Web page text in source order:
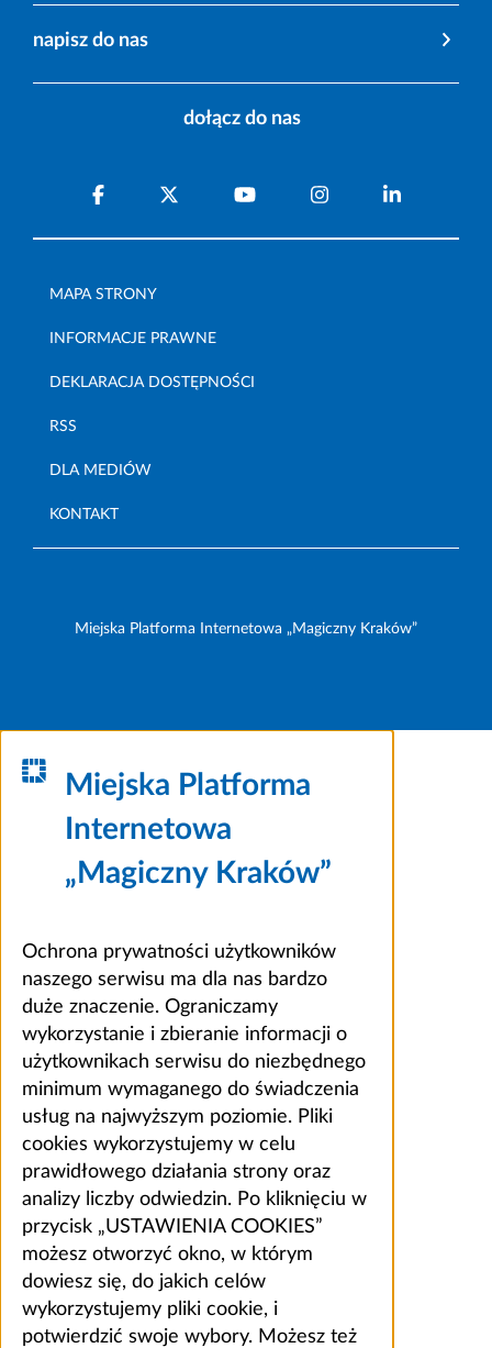
napisz do nas
dołącz do nas
MAPA STRONY
INFORMACJE PRAWNE
DEKLARACJA DOSTĘPNOŚCI
RSS
DLA MEDIÓW
KONTAKT
Miejska Platforma Internetowa „Magiczny Kraków”
Miejska Platforma
Internetowa
„Magiczny Kraków”
Ochrona prywatności użytkowników
naszego serwisu ma dla nas bardzo
duże znaczenie. Ograniczamy
wykorzystanie i zbieranie informacji o
użytkownikach serwisu do niezbędnego
minimum wymaganego do świadczenia
usług na najwyższym poziomie. Pliki
cookies wykorzystujemy w celu
prawidłowego działania strony oraz
analizy liczby odwiedzin. Po kliknięciu w
przycisk „USTAWIENIA COOKIES”
możesz otworzyć okno, w którym
dowiesz się, do jakich celów
wykorzystujemy pliki cookie, i
potwierdzić swoje wybory. Możesz też